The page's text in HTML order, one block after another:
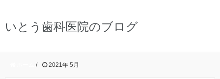
いとう歯科医院のブログ
/ 2021年 5月